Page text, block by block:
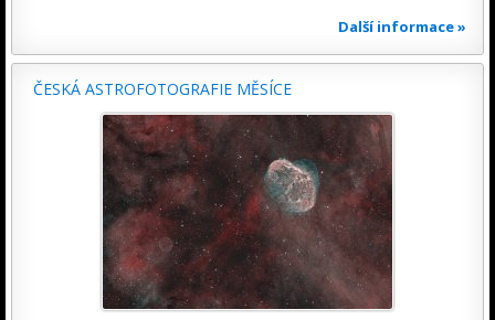
Další informace »
ČESKÁ ASTROFOTOGRAFIE MĚSÍCE